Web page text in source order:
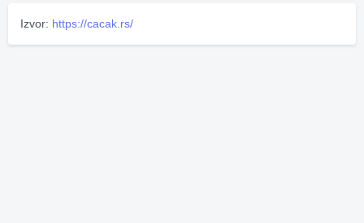
Izvor: https://cacak.rs/